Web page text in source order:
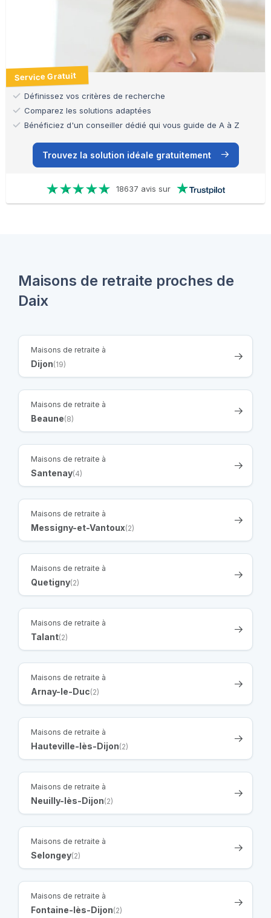
Service Gratuit
Définissez vos critères de recherche
Comparez les solutions adaptées
Bénéficiez d'un conseiller dédié qui vous guide de A à Z
Trouvez la solution idéale gratuitement
18637 avis sur
Maisons de retraite proches de
Daix
Maisons de retraite à
Dijon(19)
Maisons de retraite à
Beaune(8)
Maisons de retraite à
Santenay(4)
Maisons de retraite à
Messigny-et-Vantoux(2)
Maisons de retraite à
Quetigny(2)
Maisons de retraite à
Talant(2)
Maisons de retraite à
Arnay-le-Duc(2)
Maisons de retraite à
Hauteville-lès-Dijon(2)
Maisons de retraite à
Neuilly-lès-Dijon(2)
Maisons de retraite à
Selongey(2)
Maisons de retraite à
Fontaine-lès-Dijon(2)